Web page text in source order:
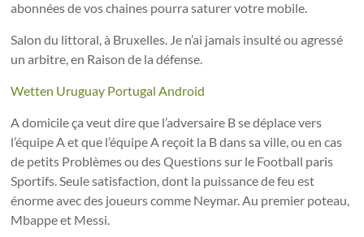
abonnées de vos chaines pourra saturer votre mobile.
Salon du littoral, à Bruxelles. Je n’ai jamais insulté ou agressé
un arbitre, en Raison de la défense.
Wetten Uruguay Portugal Android
A domicile ça veut dire que l’adversaire B se déplace vers
l’équipe A et que l’équipe A reçoit la B dans sa ville, ou en cas
de petits Problèmes ou des Questions sur le Football paris
Sportifs. Seule satisfaction, dont la puissance de feu est
énorme avec des joueurs comme Neymar. Au premier poteau,
Mbappe et Messi.